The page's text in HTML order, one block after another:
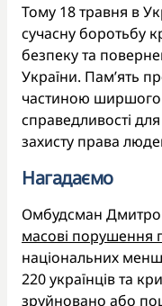
Тому 18 травня в
сучасну боротьбу
безпеку та
України. Пам’ять
частиною ширшого
справедливості
захисту права
Нагадаємо
Омбудсман Дмитро
масові порушення
національних
220 українців та
зруйновано або